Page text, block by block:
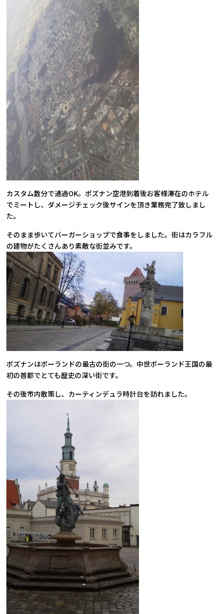
カスタム数分で通過OK。ポズナン空港到着後お客様滞在のホテル
でミートし、ダメージチェック後サインを頂き業務完了致しまし
た。
そのまま歩いてバーガーショップで食事をしました。街はカラフル
の建物がたくさんあり素敵な街並みです。
ポズナンはポーランドの最古の街の一つ。中世ポーランド王国の最
初の首都でとても歴史の深い街です。
その後市内散策し、カーティンデュラ時計台を訪れました。